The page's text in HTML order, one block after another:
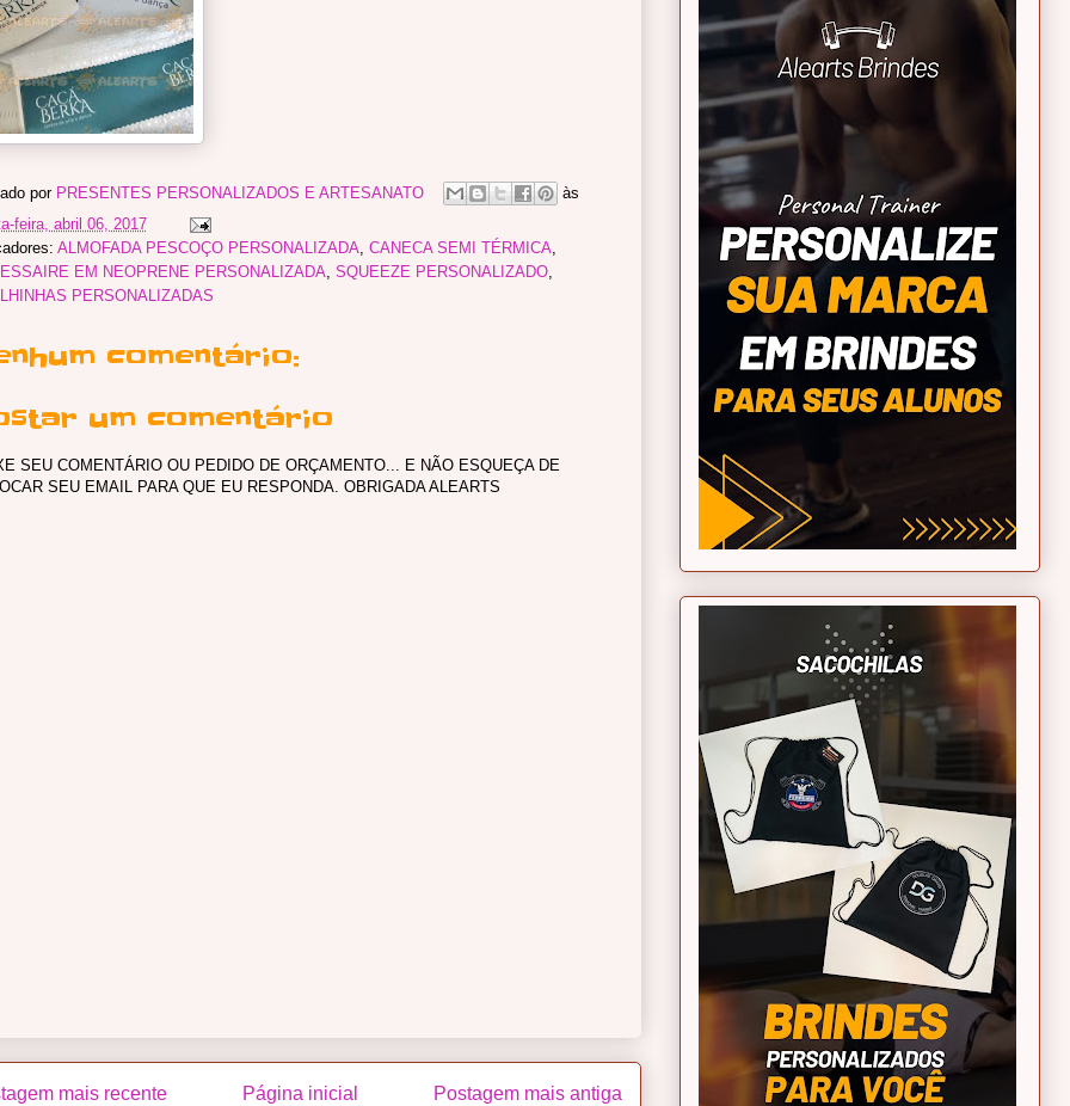
por PRESENTES PERSONALIZADOS E ARTESANATO
às
feira, abril 06, 2017
ALMOFADA PESCOÇO PERSONALIZADA, CANECA SEMI TÉRMICA,
EM NEOPRENE PERSONALIZADA, SQUEEZE PERSONALIZADO,
PERSONALIZADAS
comentário:
um comentário
SEU COMENTÁRIO OU PEDIDO DE ORÇAMENTO... E NÃO ESQUEÇA DE
SEU EMAIL PARA QUE EU RESPONDA. OBRIGADA ALEARTS
mais recente Postagem mais antiga
Página inicial